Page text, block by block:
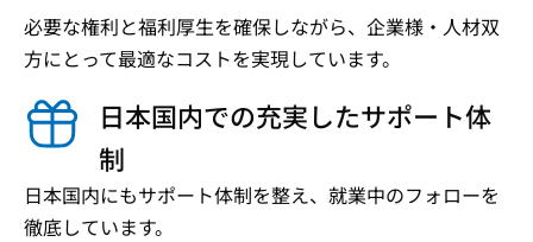
必要な権利と福利厚生を確保しながら、企業様・人材双
方にとって最適なコストを実現しています。
日本国内での充実したサポート体
制
日本国内にもサポート体制を整え、就業中のフォローを
徹底しています。